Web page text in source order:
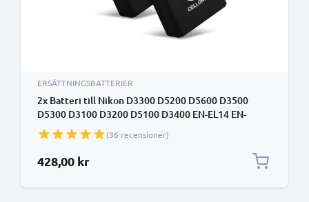
ERSÄTTNINGSBATTERIER
2x Batteri till Nikon D3300 D5200 D5600 D3500
D5300 D3100 D3200 D5100 D3400 EN-EL14 EN-
EL14a EN-EL14, EN-EL14a (1050mAh, 7.4V) från
CELLONIC
(36 recensioner)
428,00 kr